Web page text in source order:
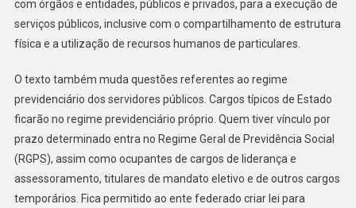
com órgãos e entidades, públicos e privados, para a execução de
serviços públicos, inclusive com o compartilhamento de estrutura
física e a utilização de recursos humanos de particulares.
O texto também muda questões referentes ao regime
previdenciário dos servidores públicos. Cargos típicos de Estado
ficarão no regime previdenciário próprio. Quem tiver vínculo por
prazo determinado entra no Regime Geral de Previdência Social
(RGPS), assim como ocupantes de cargos de liderança e
assessoramento, titulares de mandato eletivo e de outros cargos
temporários. Fica permitido ao ente federado criar lei para